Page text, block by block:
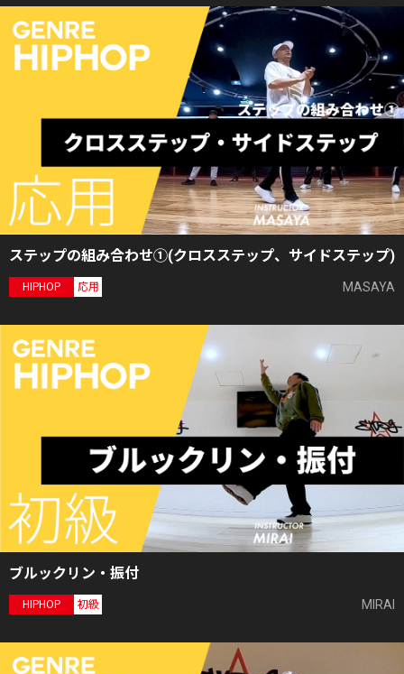
ステップの組み合わせ①(クロスステップ、サイドステップ)
HIPHOP 応用 MASAYA
ブルックリン・振付
HIPHOP 初級 MIRAI